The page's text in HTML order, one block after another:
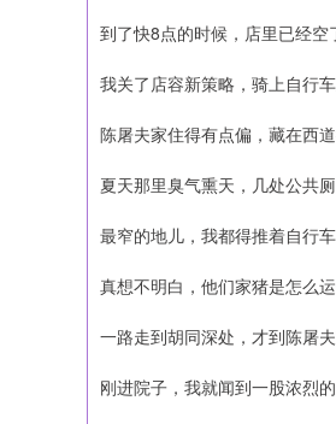
到了快8点的时候，店里已经空
我关了店容新策略，骑上自行
陈屠夫家住得有点偏，藏在西
夏天那里臭气熏天，几处公共厕
最窄的地儿，我都得推着自行车
真想不明白，他们家猪是怎么运
一路走到胡同深处，才到陈屠夫
刚进院子，我就闻到一股浓烈